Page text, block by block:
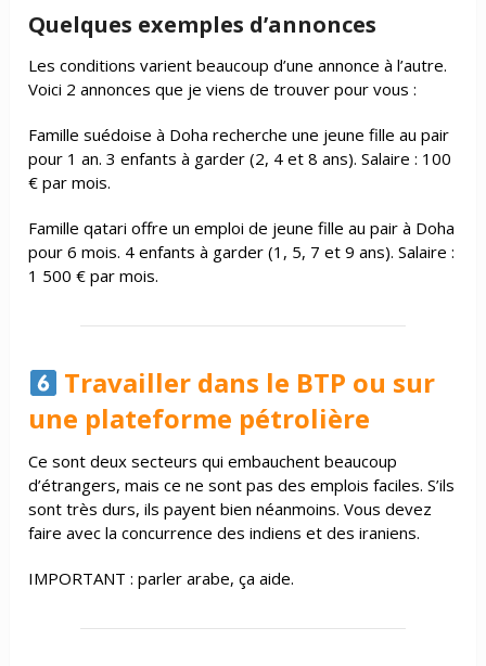
Quelques exemples d’annonces
Les conditions varient beaucoup d’une annonce à l’autre.
Voici 2 annonces que je viens de trouver pour vous :
Famille suédoise à Doha recherche une jeune fille au pair
pour 1 an. 3 enfants à garder (2, 4 et 8 ans). Salaire : 100
€ par mois.
Famille qatari offre un emploi de jeune fille au pair à Doha
pour 6 mois. 4 enfants à garder (1, 5, 7 et 9 ans). Salaire :
1 500 € par mois.
Travailler dans le BTP ou sur
une plateforme pétrolière
Ce sont deux secteurs qui embauchent beaucoup
d’étrangers, mais ce ne sont pas des emplois faciles. S’ils
sont très durs, ils payent bien néanmoins. Vous devez
faire avec la concurrence des indiens et des iraniens.
IMPORTANT : parler arabe, ça aide.